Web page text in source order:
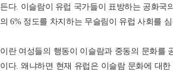
든다. 이슬람이 유럽 국가들이 표방하는 공화국
의 6% 정도를 차지하는 무슬림이 유럽 사회를
이란 여성들의 행동이 이슬람과 중동의 문화를
이다. 왜냐하면 현재 유럽은 이슬람 문화에 대